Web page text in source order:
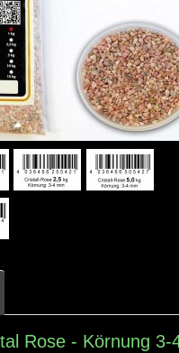
Rose - Körnung